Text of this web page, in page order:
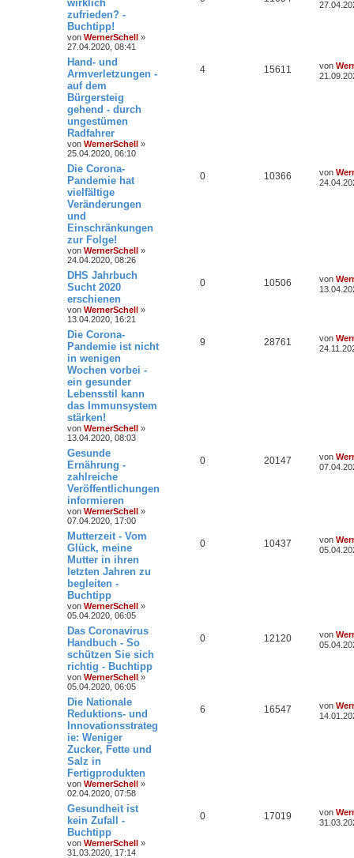
wirklich
zufrieden? -
Buchtipp!
von WernerSchell »
27.04.2020, 08:41
Hand- und
Armverletzungen -
auf dem
Bürgersteig
gehend - durch
ungestümen
Radfahrer
von WernerSchell »
25.04.2020, 06:10
4 15611 von
Die Corona-
Pandemie hat
vielfältige
Veränderungen
und
Einschränkungen
zur Folge!
von WernerSchell »
24.04.2020, 08:26
0 10366 von
DHS Jahrbuch
Sucht 2020
erschienen
von WernerSchell »
13.04.2020, 16:21
0 10506 von
Die Corona-
Pandemie ist nicht
in wenigen
Wochen vorbei -
ein gesunder
Lebensstil kann
das Immunsystem
stärken!
von WernerSchell »
13.04.2020, 08:03
9 28761 von
Gesunde
Ernährung -
zahlreiche
Veröffentlichungen
informieren
von WernerSchell »
07.04.2020, 17:00
0 20147 von
Mutterzeit - Vom
Glück, meine
Mutter in ihren
letzten Jahren zu
begleiten -
Buchtipp
von WernerSchell »
05.04.2020, 06:05
0 10437 von
Das Coronavirus
Handbuch - So
schützen Sie sich
richtig - Buchtipp
von WernerSchell »
05.04.2020, 06:05
0 12120 von
Die Nationale
Reduktions- und
Innovationsstrateg
ie: Weniger
Zucker, Fette und
Salz in
Fertigprodukten
von WernerSchell »
02.04.2020, 07:58
6 16547 von
Gesundheit ist
kein Zufall -
Buchtipp
von WernerSchell »
31.03.2020, 17:14
0 17019 von